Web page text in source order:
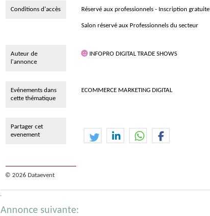
Conditions d'accès Réservé aux professionnels - Inscription gratuite
Salon réservé aux Professionnels du secteur
Auteur de
l'annonce
INFOPRO DIGITAL TRADE SHOWS
Evénements dans
cette thématique
ECOMMERCE MARKETING DIGITAL
Partager cet
evenement
© 2026 Dataevent
Annonce suivante: